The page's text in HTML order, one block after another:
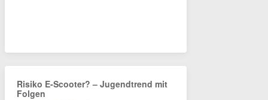
Risiko E-Scooter? – Jugendtrend mit
Folgen